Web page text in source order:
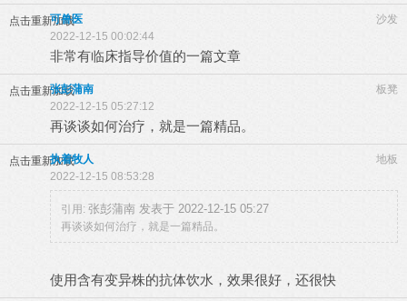
点击重新加载 沙发
可兽医
2022-12-15 00:02:44
非常有临床指导价值的一篇文章
点击重新加载 板凳
张彭蒲南
2022-12-15 05:27:12
再谈谈如何治疗，就是一篇精品。
点击重新加载 地板
执着牧人
2022-12-15 08:53:28
引用: 张彭蒲南 发表于 2022-12-15 05:27
再谈谈如何治疗，就是一篇精品。
使用含有变异株的抗体饮水，效果很好，还很快